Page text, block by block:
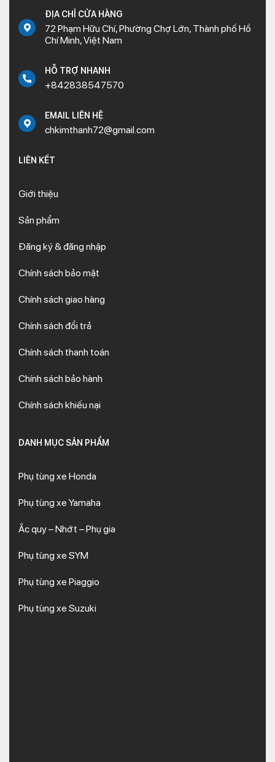
ĐỊA CHỈ CỬA HÀNG
72 Phạm Hữu Chí, Phường Chợ Lớn, Thành phố Hồ
Chí Minh, Việt Nam
HỖ TRỢ NHANH
+842838547570
EMAIL LIÊN HỆ
chkimthanh72@gmail.com
LIÊN KẾT
Giới thiệu
Sản phẩm
Đăng ký & đăng nhập
Chính sách bảo mật
Chính sách giao hàng
Chính sách đổi trả
Chính sách thanh toán
Chính sách bảo hành
Chính sách khiếu nại
DANH MỤC SẢN PHẨM
Phụ tùng xe Honda
Phụ tùng xe Yamaha
Ắc quy – Nhớt – Phụ gia
Phụ tùng xe SYM
Phụ tùng xe Piaggio
Phụ tùng xe Suzuki